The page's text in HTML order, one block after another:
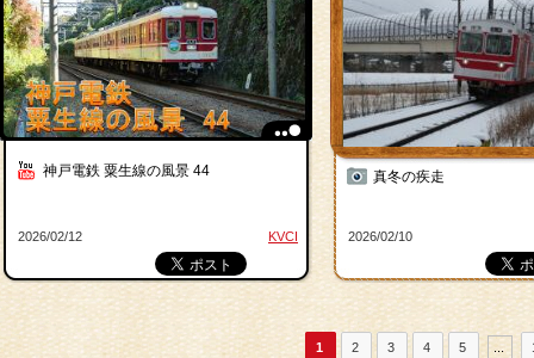
神戸電鉄 粟生線の風景 44
KVCI
2026/02/12
真冬の疾走
2026/02/10
1 2 3 4 5